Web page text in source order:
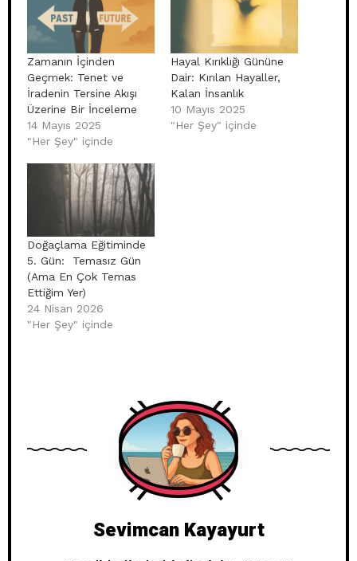
Zamanın İçinden
Geçmek: Tenet ve
İradenin Tersine Akışı
Üzerine Bir İnceleme
14 Mayıs 2025
"Her Şey" içinde
Hayal Kırıklığı Gününe
Dair: Kırılan Hayaller,
Kalan İnsanlık
10 Mayıs 2025
"Her Şey" içinde
Doğaçlama Eğitiminde
5. Gün: Temasız Gün
(Ama En Çok Temas
Ettiğim Yer)
24 Nisan 2026
"Her Şey" içinde
Sevimcan Kayayurt